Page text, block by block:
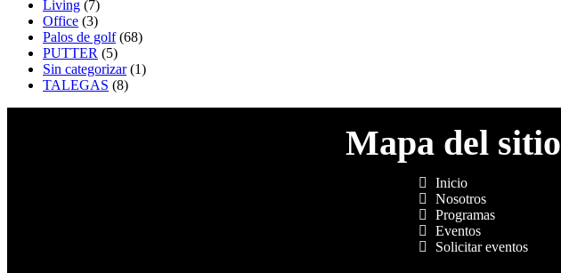
Living (7)
Office (3)
Palos de golf (68)
PUTTER (5)
Sin categorizar (1)
TALEGAS (8)
Mapa del sitio
Inicio
Nosotros
Programas
Eventos
Solicitar eventos